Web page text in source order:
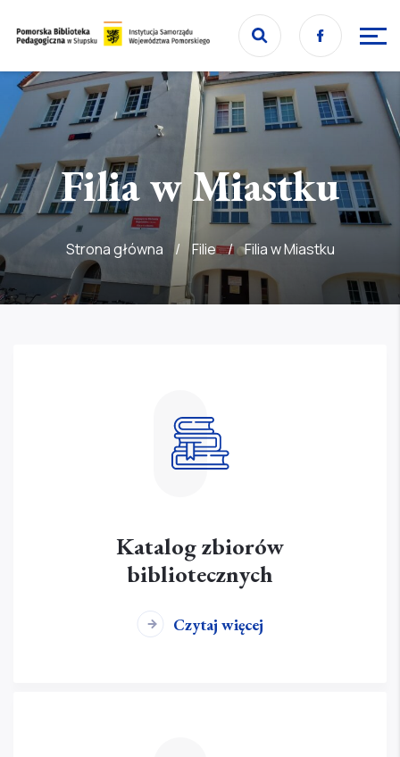
Przejdź
do
treści
Przejdź
do
strony
głównej
Facebook
Filia w Miastku
Strona główna / Filie / Filia w Miastku
Katalog zbiorów
bibliotecznych
Czytaj więcej